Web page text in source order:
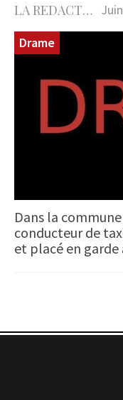
LA REDACTION
Drame
Dans la
conducteur de
et placé en